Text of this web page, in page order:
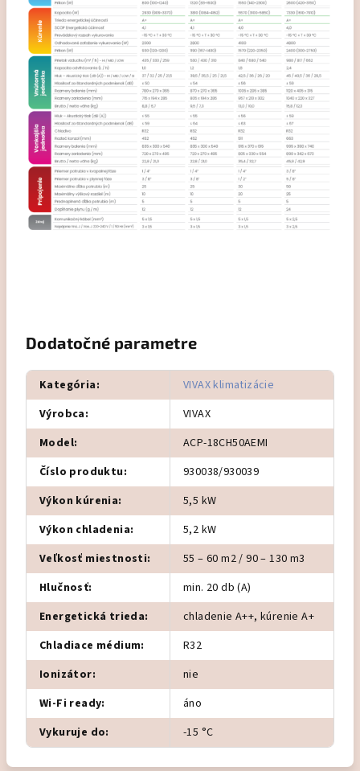
Dodatočné parametre
Kategória:
VIVAX klimatizácie
Výrobca:
VIVAX
Model:
ACP-18CH50AEMI
Číslo produktu:
930038/930039
Výkon kúrenia:
5,5 kW
Výkon chladenia:
5,2 kW
Veľkosť miestnosti:
55 – 60 m2 / 90 – 130 m3
Hlučnosť:
min. 20 db (A)
Energetická trieda:
chladenie A++, kúrenie A+
Chladiace médium:
R32
Ionizátor:
nie
Wi-Fi ready:
áno
Vykuruje do: -15 °C